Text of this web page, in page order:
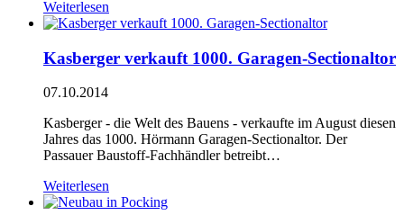
Weiterlesen
Kasberger verkauft 1000. Garagen-Sectionaltor
07.10.2014
Kasberger - die Welt des Bauens - verkaufte im August diesen
Jahres das 1000. Hörmann Garagen-Sectionaltor. Der
Passauer Baustoff-Fachhändler betreibt…
Weiterlesen